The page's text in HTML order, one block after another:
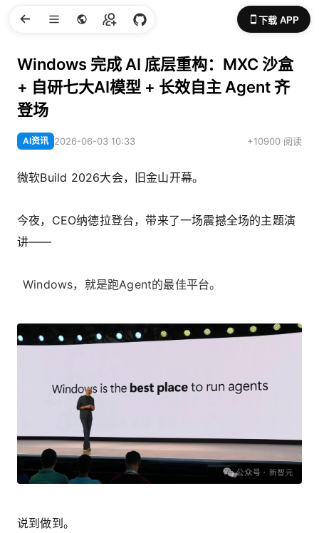
下载 APP
Windows 完成 AI 底层重构：MXC 沙盒
+ 自研七大AI模型 + 长效自主 Agent 齐
登场
AI资讯 2026-06-03 10:33 +10900 阅读
微软Build 2026大会，旧金山开幕。
今夜，CEO纳德拉登台，带来了一场震撼全场的主题演
讲——
Windows，就是跑Agent的最佳平台。
说到做到。